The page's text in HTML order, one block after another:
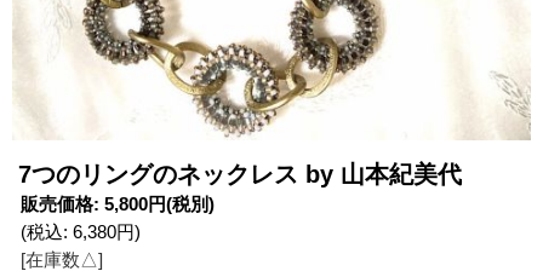
7つのリングのネックレス by 山本紀美代
販売価格: 5,800円(税別)
(税込: 6,380円)
[在庫数△]